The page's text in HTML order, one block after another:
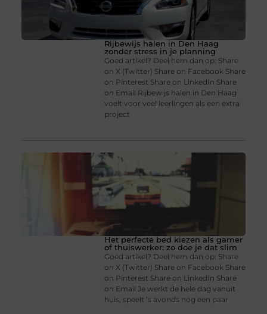
Rijbewijs halen in Den Haag
zonder stress in je planning
Goed artikel? Deel hem dan op: Share
on X (Twitter) Share on Facebook Share
on Pinterest Share on LinkedIn Share
on Email Rijbewijs halen in Den Haag
voelt voor veel leerlingen als een extra
project
Het perfecte bed kiezen als gamer
of thuiswerker: zo doe je dat slim
Goed artikel? Deel hem dan op: Share
on X (Twitter) Share on Facebook Share
on Pinterest Share on LinkedIn Share
on Email Je werkt de hele dag vanuit
huis, speelt ’s avonds nog een paar